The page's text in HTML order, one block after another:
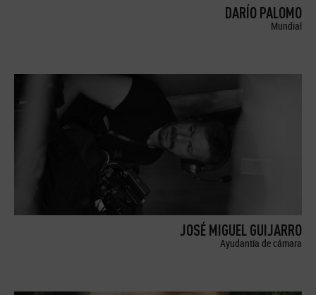
DARÍO PALOMO
Mundial
JOSÉ MIGUEL GUIJARRO
Ayudantía de cámara